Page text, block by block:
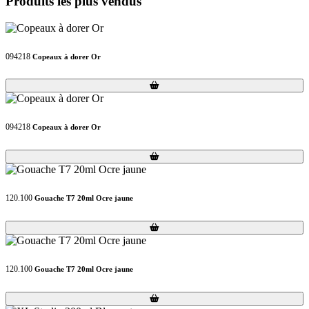
094218 Copeaux à dorer Or
Loading...
Loading...
094218 Copeaux à dorer Or
Loading...
Loading...
120.100 Gouache T7 20ml Ocre jaune
Loading...
Loading...
120.100 Gouache T7 20ml Ocre jaune
Loading...
Loading...